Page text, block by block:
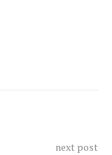
next post